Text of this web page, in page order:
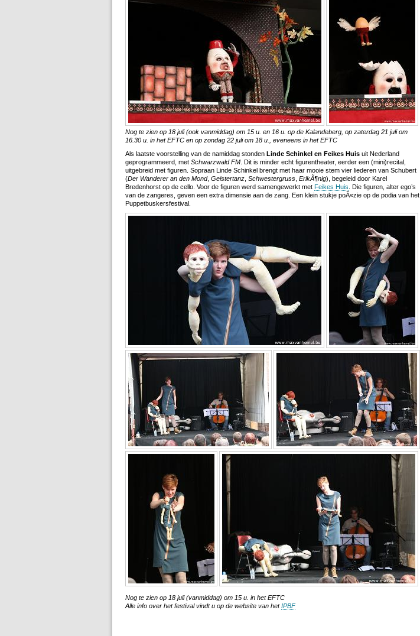
Nog te zien op 18 juli (ook vanmiddag) om 15 u. en 16 u. op de Kalandeberg, op zaterdag 21 juli om
16.30 u. in het EFTC en op zondag 22 juli om 18 u., eveneens in het EFTC
Als laatste voorstelling van de namiddag stonden Linde Schinkel en Feikes Huis uit Nederland
geprogrammeerd, met Schwarzwald FM . Dit is minder echt figurentheater, eerder een (mini)recital,
uitgebreid met figuren. Sopraan Linde Schinkel brengt met haar mooie stem vier liederen van Schubert
(Der Wanderer an den Mond, Geistertanz Schwestergruss ErlkÃ¶nig), begeleid door Karel
Bredenhorst op de cello. Voor de figuren werd samengewerkt met Feikes Huis . Die figuren, alter ego’s
van de zangeres, geven een extra dimensie aan de zang. Een klein stukje poÃ«zie op de podia van het
Puppetbuskersfestival.
Nog te zien op 18 juli (vanmiddag) om 15 u. in het EFTC
Alle info over het festival vindt u op de website van hetIPBF